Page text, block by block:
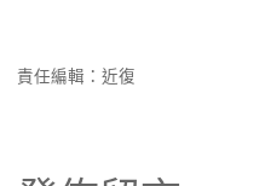
責任編輯：近復